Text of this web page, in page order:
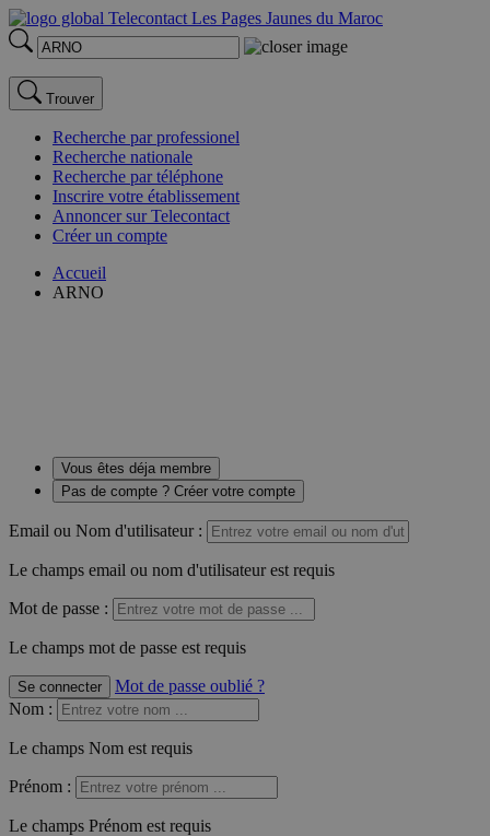
Trouver
Recherche par professionel
Recherche nationale
Recherche par téléphone
Inscrire votre établissement
Annoncer sur Telecontact
Créer un compte
Accueil
ARNO
Vous êtes déja membre
Pas de compte ? Créer votre compte
Email ou Nom d'utilisateur :
Le champs email ou nom d'utilisateur est requis
Mot de passe :
Le champs mot de passe est requis
Se connecter
Mot de passe oublié ?
Nom :
Le champs Nom est requis
Prénom :
Le champs Prénom est requis